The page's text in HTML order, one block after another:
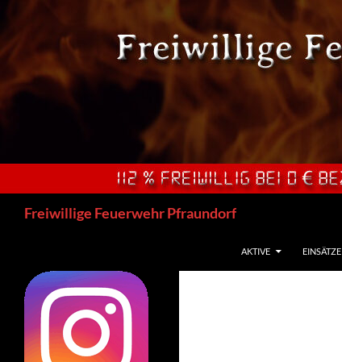
springen
Freiwillige Feuerwehr Pfraundorf
AKTIVE EINSÄTZE